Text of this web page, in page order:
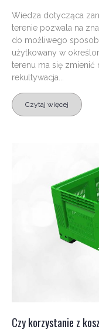
Wiedza dotycząca
terenie pozwala na
do możliwego
użytkowany w
terenu ma się zmienić
rekultywacja...
Czytaj więcej
Czy korzystanie z